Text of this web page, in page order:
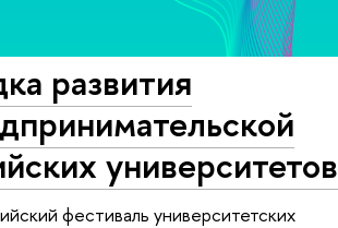
развития
университетов
фестиваль университетских